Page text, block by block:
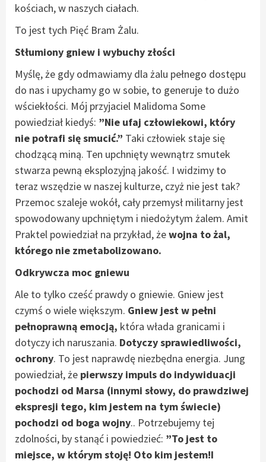
kościach, w naszych ciałach.
To jest tych Pięć Bram Żalu.
Stłumiony gniew i wybuchy złości
Myślę, że gdy odmawiamy dla żalu pełnego dostępu
do nas i upychamy go w sobie, to generuje to dużo
wściekłości. Mój przyjaciel Malidoma Some
powiedział kiedyś: ”Nie ufaj człowiekowi, który
nie potrafi się smucić.” Taki człowiek staje się
chodzącą miną. Ten upchnięty wewnątrz smutek
stwarza pewną eksplozyjną jakość. I widzimy to
teraz wszędzie w naszej kulturze, czyż nie jest tak?
Przemoc szaleje wokół, cały przemysł militarny jest
spowodowany upchniętym i niedożytym żalem. Amit
Praktel powiedział na przykład, żewojna to żal,
którego nie zmetabolizowano.
Odkrywcza moc gniewu
Ale to tylko cześć prawdy o gniewie. Gniew jest
czymś o wiele większym. Gniew jest w pełni
pełnoprawną emocją, która włada granicami i
dotyczy ich naruszania. Dotyczy sprawiedliwości,
ochrony. To jest naprawdę niezbędna energia. Jung
powiedział, że pierwszy impuls do indywiduacji
pochodzi od Marsa (innymi słowy, do prawdziwej
ekspresji tego, kim jestem na tym świecie)
pochodzi od boga wojny.. Potrzebujemy tej
zdolności, by stanąć i powiedzieć: ”To jest to
miejsce, w którym stoję! Oto kim jestem!I